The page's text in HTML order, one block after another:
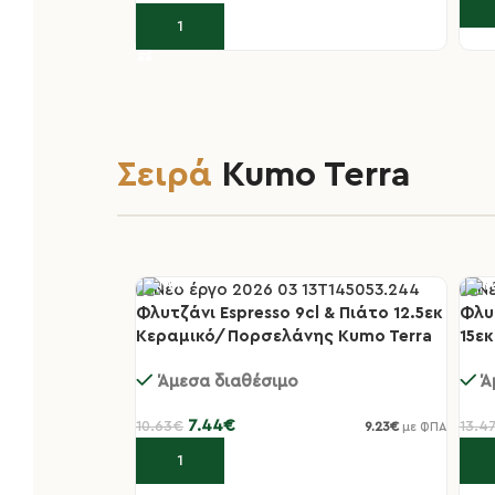
Προσθήκη στο καλάθι
Σειρά Kumo Terra
-30%
Φλυτζάνι Espresso 9cl & Πιάτο 12.5εκ
Κεραμικό/Πορσελάνης Kumo Terra
Άμεσα διαθέσιμο
10.63€ 7.44€ 9.23€ με ΦΠΑ
Προσθήκη στο καλάθι
-